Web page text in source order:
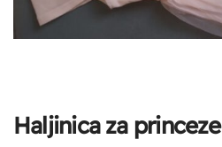
Haljinica za princeze